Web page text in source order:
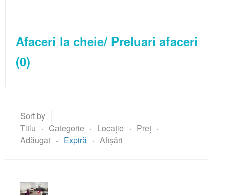
Afaceri la cheie/ Preluari afaceri
(0)
Sort by
Titlu
Categorie Locație
Preț
Adăugat
Expiră Afișări
Contractul de vanzare
Adeverinta asociatia de locatari